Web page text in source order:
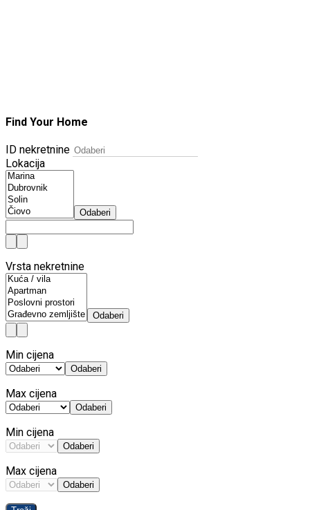
Find Your Home
ID nekretnine
Lokacija
Odaberi
Vrsta nekretnine
Odaberi
Min cijena
Odaberi
Max cijena
Odaberi
Min cijena
Odaberi
Max cijena
Odaberi